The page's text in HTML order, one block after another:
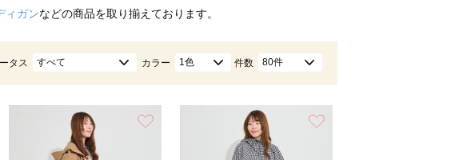
ィガンなどの商品を取り揃えております。
タス すべて カラー 1色 件数 80件